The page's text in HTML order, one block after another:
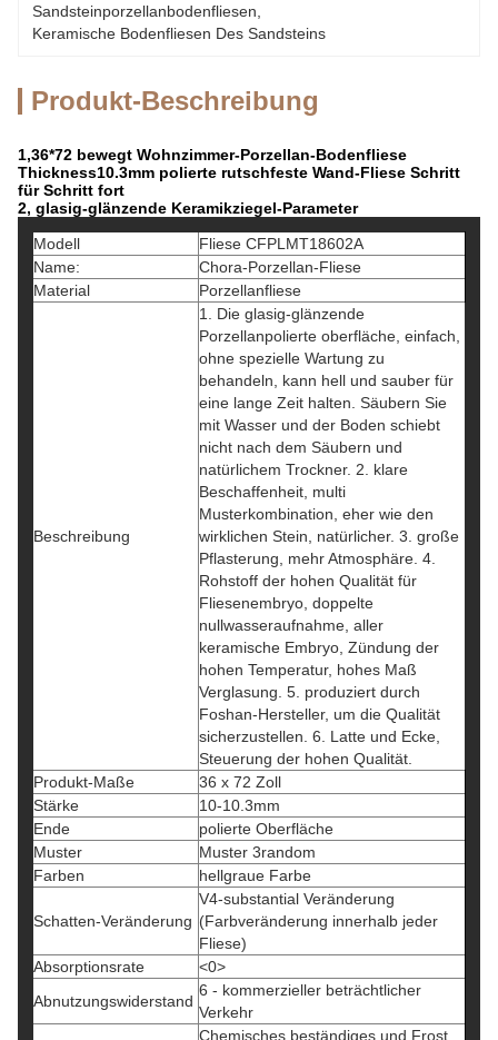
Sandsteinporzellanbodenfliesen
Keramische Bodenfliesen Des Sandsteins
Produkt-Beschreibung
1,36*72 bewegt Wohnzimmer-Porzellan-Bodenfliese
Thickness10.3mm polierte rutschfeste Wand-Fliese Schritt
für Schritt fort
2, glasig-glänzende Keramikziegel-Parameter
Modell
Fliese CFPLMT18602A
Name:
Chora-Porzellan-Fliese
Material
Porzellanfliese
Beschreibung
1. Die glasig-glänzende
Porzellanpolierte oberfläche, einfach,
ohne spezielle Wartung zu
behandeln, kann hell und sauber für
eine lange Zeit halten. Säubern Sie
mit Wasser und der Boden schiebt
nicht nach dem Säubern und
natürlichem Trockner. 2. klare
Beschaffenheit, multi
Musterkombination, eher wie den
wirklichen Stein, natürlicher. 3. große
Pflasterung, mehr Atmosphäre. 4.
Rohstoff der hohen Qualität für
Fliesenembryo, doppelte
nullwasseraufnahme, aller
keramische Embryo, Zündung der
hohen Temperatur, hohes Maß
Verglasung. 5. produziert durch
Foshan-Hersteller, um die Qualität
sicherzustellen. 6. Latte und Ecke,
Steuerung der hohen Qualität.
Produkt-Maße
36 x 72 Zoll
Stärke
10-10.3mm
Ende
polierte Oberfläche
Muster
Muster 3random
Farben
hellgraue Farbe
Schatten-Veränderung
V4-substantial Veränderung
(Farbveränderung innerhalb jeder
Fliese)
Absorptionsrate
<0>
Abnutzungswiderstand
6 - kommerzieller beträchtlicher
Verkehr
Chemisches beständiges und Frost